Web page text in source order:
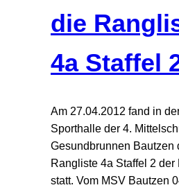
die
4a Staffel
Am 27.04.2012 fand in
Sporthalle der 4.
Gesundbrunnen Bautzen
Rangliste 4a Staffel 2 der
statt. Vom MSV Bautzen